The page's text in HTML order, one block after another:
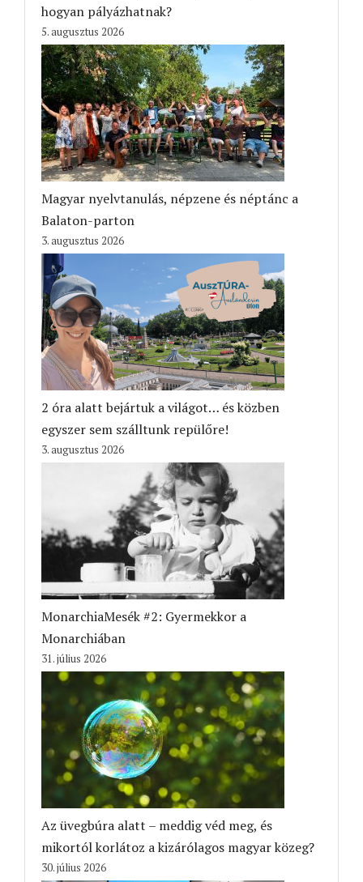
hogyan pályázhatnak?
5. augusztus 2026
Magyar nyelvtanulás, népzene és néptánc a
Balaton-parton
3. augusztus 2026
2 óra alatt bejártuk a világot… és közben
egyszer sem szálltunk repülőre!
3. augusztus 2026
MonarchiaMesék #2: Gyermekkor a
Monarchiában
31. július 2026
Az üvegbúra alatt – meddig véd meg, és
mikortól korlátoz a kizárólagos magyar közeg?
30. július 2026